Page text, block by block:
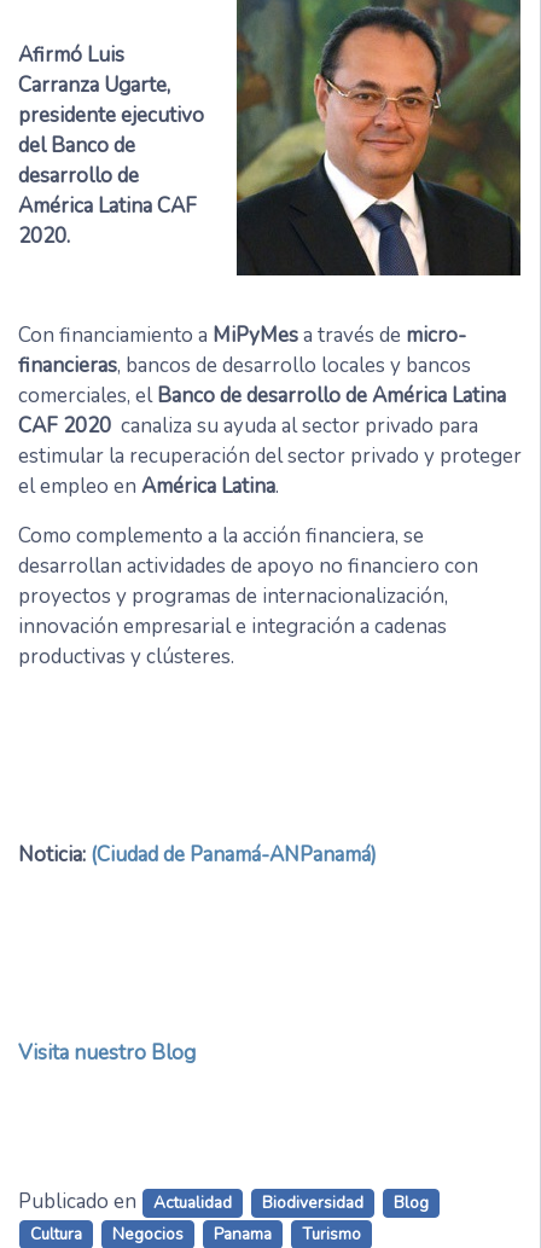
Afirmó Luis
Carranza Ugarte,
presidente ejecutivo
del Banco de
desarrollo de
América Latina CAF
2020.
Con financiamiento a MiPyMesa través de micro-
financieras, bancos de desarrollo locales y bancos
comerciales, elBanco de desarrollo de América Latina
CAF 2020 canaliza su ayuda al sector privado para
estimular la recuperación del sector privado y proteger
el empleo en América Latina.
Como complemento a la acción financiera, se
desarrollan actividades de apoyo no financiero con
proyectos y programas de internacionalización,
innovación empresarial e integración a cadenas
productivas y clústeres.
Noticia: (Ciudad de Panamá-ANPanamá)
Visita nuestro Blog
Publicado en Actualidad Biodiversidad
Blog
Cultura
Negocios Panama Turismo